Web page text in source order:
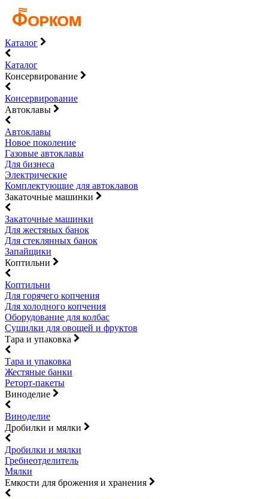
Каталог
Каталог
Консервирование
Консервирование
Автоклавы
Автоклавы
Новое поколение
Газовые автоклавы
Для бизнеса
Электрические
Комплектующие для автоклавов
Закаточные машинки
Закаточные машинки
Для жестяных банок
Для стеклянных банок
Запайщики
Коптильни
Коптильни
Для горячего копчения
Для холодного копчения
Оборудование для колбас
Сушилки для овощей и фруктов
Тара и упаковка
Тара и упаковка
Жестяные банки
Реторт-пакеты
Виноделие
Виноделие
Дробилки и мялки
Дробилки и мялки
Гребнеотделитель
Мялки
Емкости для брожения и хранения